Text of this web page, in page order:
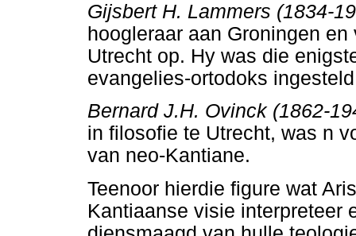
Gijsbert H. Lammers (1834-
hoogleraar aan Groningen
Utrecht op. Hy was die
evangelies-ortodoks
Bernard J.H. Ovinck (1862-
in filosofie te Utrecht, was n
van neo-Kantiane.
Teenoor hierdie figure wat
Kantiaanse visie interpreteer